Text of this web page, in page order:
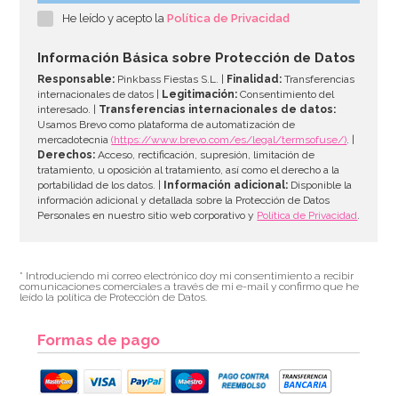
AÑADIR
He leído y acepto laPolítica de Privacidad
Información Básica sobre Protección de Datos
Responsable: Pinkbass Fiestas S.L. | Finalidad: Transferencias
internacionales de datos |
Legitimación: Consentimiento del
interesado. | Transferencias internacionales de datos:
Usamos Brevo como plataforma de automatización de
mercadotecnia(https://www.brevo.com/es/legal/termsofuse/). |
Derechos: Acceso, rectificación, supresión, limitación de
tratamiento, u oposición al tratamiento, así como el derecho a la
portabilidad de los datos. |
Información adicional: Disponible la
información adicional y detallada sobre la Protección de Datos
Personales en nuestro sitio web corporativo y Política de Privacidad.
* Introduciendo mi correo electrónico doy mi consentimiento a recibir
comunicaciones comerciales a través de mi e-mail y confirmo que he
leído la política de Protección de Datos.
Formas de pago